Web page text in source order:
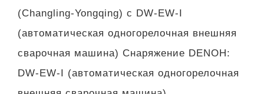
(Changling-Yongqing) с DW-EW-I
(автоматическая одногорелочная внешняя
сварочная машина) Снаряжение DENOH:
DW-EW-I (автоматическая одногорелочная